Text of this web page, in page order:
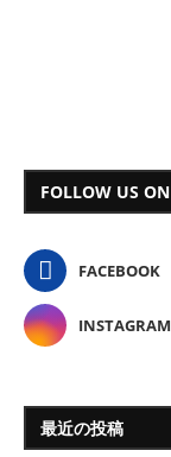
FOLLOW US ON
FACEBOOK
INSTAGRAM
最近の投稿